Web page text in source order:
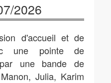
2026
d'accueil et de
une pointe de
une bande de
Julia, Karim